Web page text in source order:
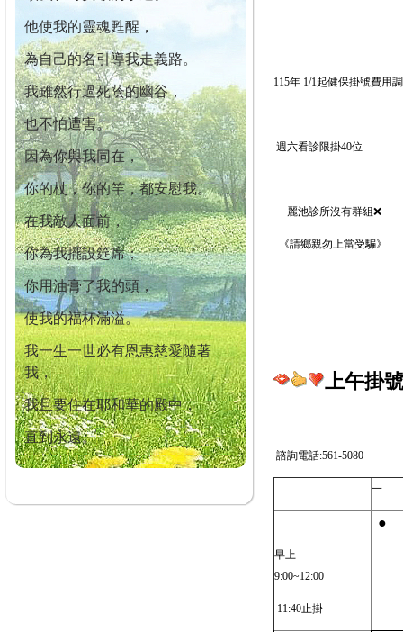
他使我的靈魂甦醒，
為自己的名引導我走義路。
我雖然行過死蔭的幽谷，
也不怕遭害。
因為你與我同在，
你的杖，你的竿，都安慰我。
在我敵人面前，
你為我擺設筵席；
你用油膏了我的頭，
使我的福杯滿溢。
我一生一世必有恩惠慈愛隨著
我，
我且要住在耶和華的殿中，
直到永遠。
115年 1/1起健保掛號費用
週六看診限掛40位
麗池診所沒有群組❌
《請鄉親勿上當受騙》
上午掛
諮詢電話:561-5080
一
早上
9:00~12:00
11:40止掛
●